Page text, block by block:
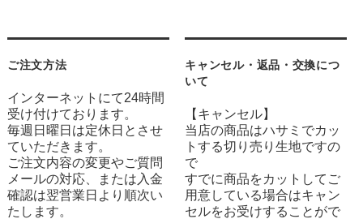
ご注文方法
インターネットにて24時間
受け付けております。
毎週日曜日は定休日とさせ
ていただきます。
ご注文内容の変更やご質問
メールの対応、または入金
確認は翌営業日より順次い
たします。
キャンセル・返品・交換につ
いて
【キャンセル】
当店の商品はハサミでカッ
トする切り売り生地ですの
で
すでに商品をカットしてご
用意している場合はキャン
セルをお受けすることがで